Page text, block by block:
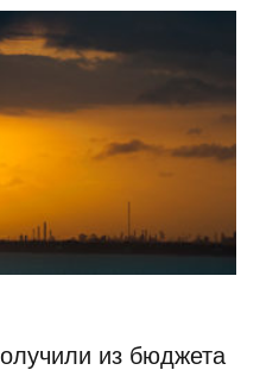
из бюджета